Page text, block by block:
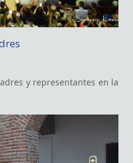
y representantes en la